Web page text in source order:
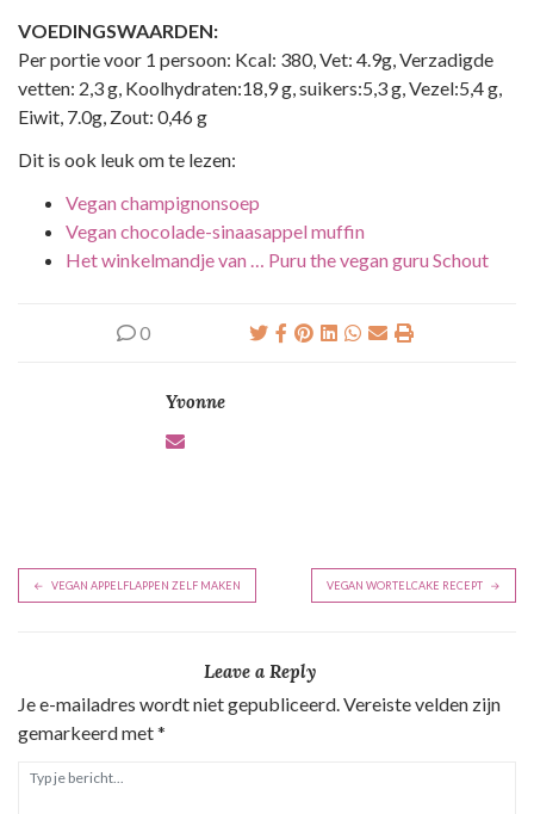
VOEDINGSWAARDEN:
Per portie voor 1 persoon: Kcal: 380, Vet: 4.9g, Verzadigde
vetten: 2,3 g, Koolhydraten:18,9 g, suikers:5,3 g, Vezel:5,4 g,
Eiwit, 7.0g, Zout: 0,46 g
Dit is ook leuk om te lezen:
Vegan champignonsoep
Vegan chocolade-sinaasappel muffin
Het winkelmandje van … Puru the vegan guru Schout
0
Yvonne
B
c
h
VEGAN APPELFLAPPEN ZELF MAKEN VEGAN WORTELCAKE RECEPT
Leave a Reply
Je e-mailadres wordt niet gepubliceerd. Vereiste velden zijn
gemarkeerd met*